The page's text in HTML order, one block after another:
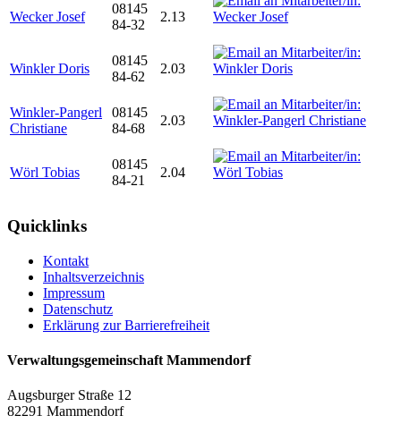
Wecker Josef
08145
84-32
2.13
Winkler Doris
08145
84-62
2.03
Winkler-Pangerl
Christiane
08145
84-68
2.03
Wörl Tobias
08145
84-21
2.04
Quicklinks
Kontakt
Inhaltsverzeichnis
Impressum
Datenschutz
Erklärung zur Barrierefreiheit
Verwaltungsgemeinschaft Mammendorf
Augsburger Straße 12
82291 Mammendorf